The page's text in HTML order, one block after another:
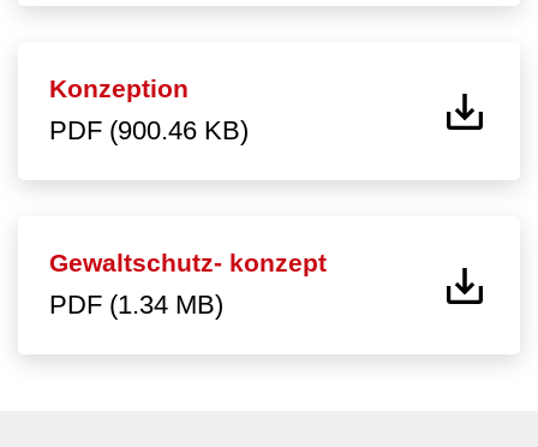
Konzeption
PDF (900.46 KB)
Gewaltschutz- konzept
PDF (1.34 MB)